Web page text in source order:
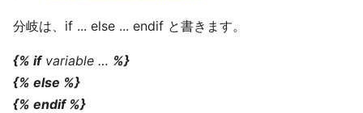
分岐は、if ... else ... endif と書きます。
{% ifvariable … %}
{% else %}
{% endif %}